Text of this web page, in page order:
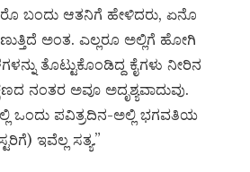
ಬಂದು ಆತನಿಗೆ ಹೇಳಿದರು, ಏನೊ
ಅಂತ. ಎಲ್ಲರೂ ಅಲ್ಲಿಗೆ ಹೋಗಿ
ತೊಟ್ಟುಕೊಂಡಿದ್ದ ಕೈಗಳು ನೀರಿನ
ನಂತರ ಅವೂ ಅದೃಶ್ಯವಾದುವು.
ಒಂದು ಪವಿತ್ರದಿನ-ಅಲ್ಲಿ ಭಗವತಿಯ
ಇವೆಲ್ಲ ಸತ್ಯ.”